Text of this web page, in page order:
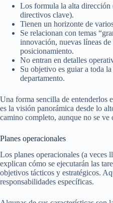
Los formula la alta dirección
directivos clave).
Tienen un horizonte de
Se relacionan con temas
innovación, nuevas líneas
posicionamiento.
No entran en detalles
Su objetivo es guiar a toda
departamento.
Una forma sencilla de entenderlos
es la visión panorámica desde lo
camino completo, aunque no se ve
Planes operacionales
Los planes operacionales (a veces
explican cómo se ejecutarán las
objetivos tácticos y estratégicos.
responsabilidades específicas.